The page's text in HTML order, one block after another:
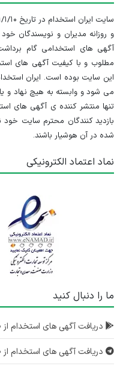
و روزانه مدیران و نویسندگان
آگهی های استخدامی گام
مطلوب و با کیفیت آگهی های
این سایت بوده است. ایران
می شود و وابسته به هیچ نهاد و
تنها منتشر کننده ی آگهی های
بازدید کنندگان محترم سایت
شده در آن هوشیار باشند.
نماد اعتماد الکترونیکی
ما را دنبال کنید
دریافت آگهی های استخدام
دریافت آگهی های استخدام از